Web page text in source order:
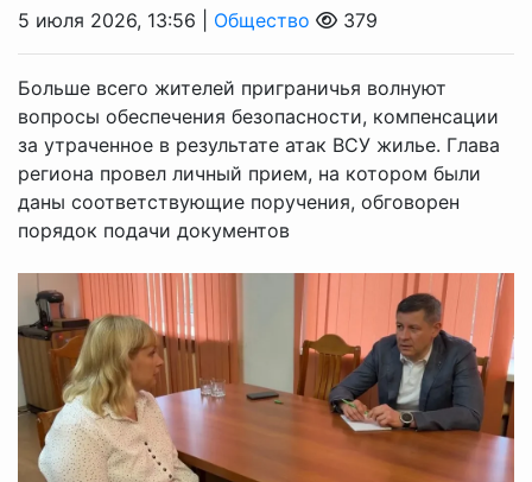
5 июля 2026, 13:56 | Общество 379
Больше всего жителей приграничья волнуют
вопросы обеспечения безопасности, компенсации
за утраченное в результате атак ВСУ жилье. Глава
региона провел личный прием, на котором были
даны соответствующие поручения, обговорен
порядок подачи документов